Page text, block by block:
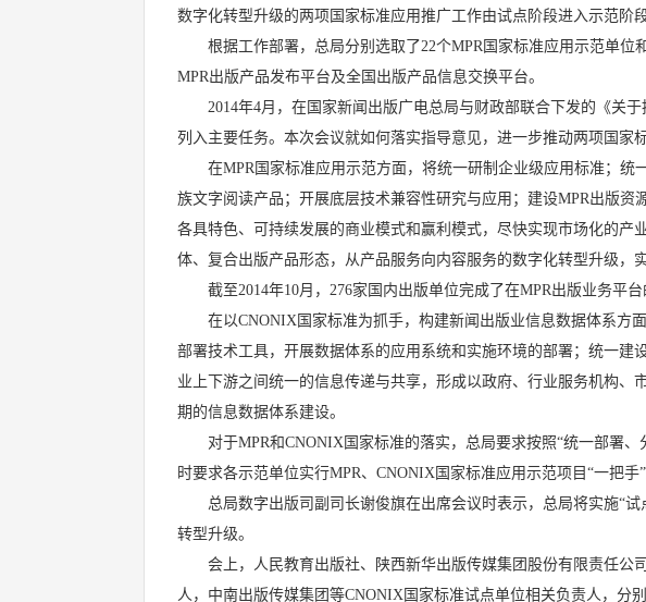
数字化转型升级的两项国家标准应用推广工作由试点阶段进入示范阶段
根据工作部署，总局分别选取了22个MPR国家标准应用示范单位
MPR出版产品发布平台及全国出版产品信息交换平台。
2014年4月，在国家新闻出版广电总局与财政部联合下发的《关于
列入主要任务。本次会议就如何落实指导意见，进一步推动两项国家
在MPR国家标准应用示范方面，将统一研制企业级应用标准；统
族文字阅读产品；开展底层技术兼容性研究与应用；建设MPR出版
各具特色、可持续发展的商业模式和赢利模式，尽快实现市场化的
体、复合出版产品形态，从产品服务向内容服务的数字化转型升级，
截至2014年10月，276家国内出版单位完成了在MPR出版业务平台
在以CNONIX国家标准为抓手，构建新闻出版业信息数据体系方
部署技术工具，开展数据体系的应用系统和实施环境的部署；统一建
业上下游之间统一的信息传递与共享，形成以政府、行业服务机构
期的信息数据体系建设。
对于MPR和CNONIX国家标准的落实，总局要求按照“统一部署、
时要求各示范单位实行MPR、CNONIX国家标准应用示范项目“一把
总局数字出版司副司长谢俊旗在出席会议时表示，总局将实施“试
转型升级。
会上，人民教育出版社、陕西新华出版传媒集团股份有限责任公
人，中南出版传媒集团等CNONIX国家标准试点单位相关负责人，分